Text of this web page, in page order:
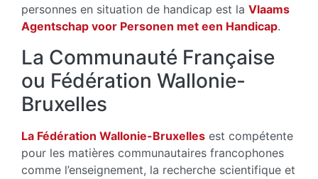
personnes en situation de handicap est la Vlaams
Agentschap voor Personen met een Handicap.
La Communauté Française
ou Fédération Wallonie-
Bruxelles
La Fédération Wallonie-Bruxelles est compétente
pour les matières communautaires francophones
comme l’enseignement, la recherche scientifique et